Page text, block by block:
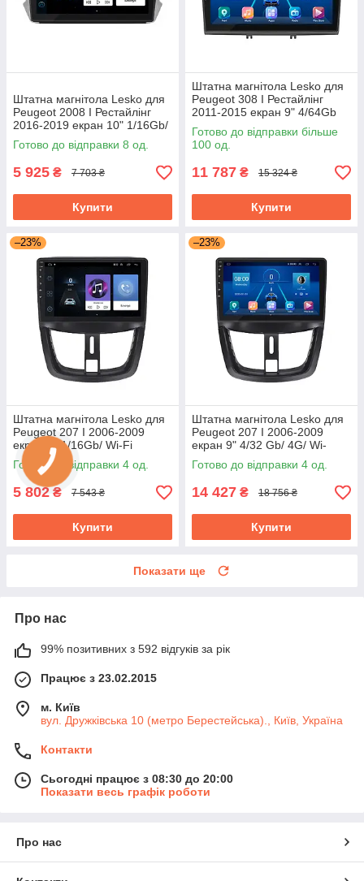
Штатна магнітола Lesko для
Peugeot 2008 I Рестайлінг
2016-2019 екран 10" 1/16Gb/
Wi-Fi Optima GPS Android
Готово до відправки 8 од.
5 925 ₴ 7 703 ₴
Купити
Штатна магнітола Lesko для
Peugeot 308 I Рестайлінг
2011-2015 екран 9" 4/64Gb
Grey/4G/ Wi-Fi/CarPlay Top
GPS
Готово до відправки більше
100 од.
11 787 ₴ 15 324 ₴
Купити
–23%
Штатна магнітола Lesko для
Peugeot 207 I 2006-2009
екран 9" 1/16Gb/ Wi-Fi
Optima GPS Android Пожо
Готово до відправки 4 од.
5 802 ₴ 7 543 ₴
Купити
–23%
Штатна магнітола Lesko для
Peugeot 207 I 2006-2009
екран 9" 4/32 Gb/ 4G/ Wi-
Fi/CarPlay Top GPS Android
Готово до відправки 4 од.
14 427 ₴ 18 756 ₴
Купити
Показати ще
Про нас
99% позитивних з 592 відгуків за рік
Працює з 23.02.2015
м. Київ
вул. Дружківська 10 (метро Берестейська)., Київ, Україна
Контакти
Сьогодні працює з 08:30 до 20:00
Показати весь графік роботи
Про нас